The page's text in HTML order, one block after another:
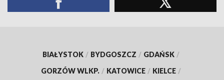
BIAŁYSTOK / BYDGOSZCZ / GDAŃSK /
GORZÓW WLKP. / KATOWICE / KIELCE /